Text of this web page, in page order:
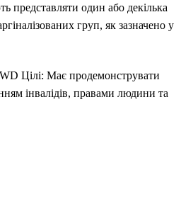
представляти один або декілька
груп, як зазначено у
Цілі: Має продемонструвати
інвалідів, правами людини та